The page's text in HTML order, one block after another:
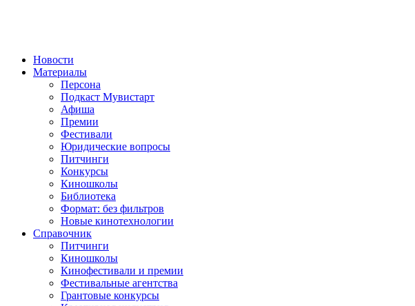
Новости
Материалы
Персона
Подкаст Мувистарт
Афиша
Премии
Фестивали
Юридические вопросы
Питчинги
Конкурсы
Киношколы
Библиотека
Формат: без фильтров
Новые кинотехнологии
Справочник
Питчинги
Киношколы
Кинофестивали и премии
Фестивальные агентства
Грантовые конкурсы